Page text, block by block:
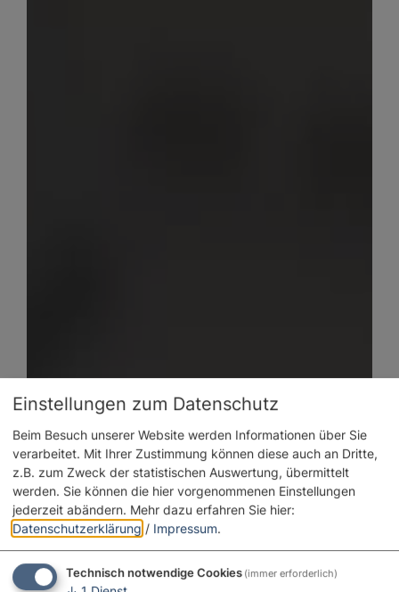
Einstellungen zum Datenschutz
Beim Besuch unserer Website werden Informationen über Sie
verarbeitet. Mit Ihrer Zustimmung können diese auch an Dritte,
z.B. zum Zweck der statistischen Auswertung, übermittelt
werden. Sie können die hier vorgenommenen Einstellungen
jederzeit abändern. Mehr dazu erfahren Sie hier:
Datenschutzerklärung / Impressum.
Technisch notwendige Cookies (immer erforderlich)